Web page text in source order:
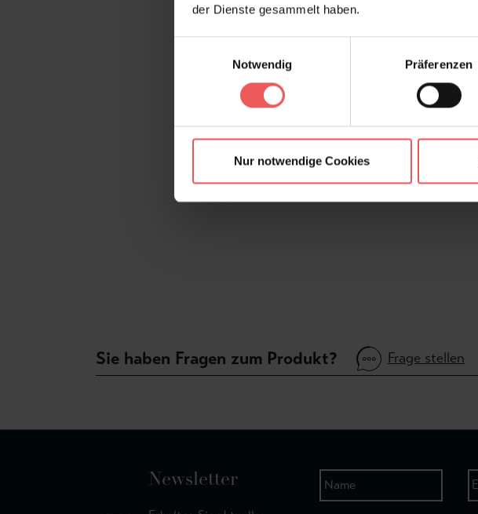
der Dienste gesammelt haben.
Notwendig
Präferenzen
Nur notwendige Cookies
Sie haben Fragen zum Produkt? Frage stellen
Newsletter